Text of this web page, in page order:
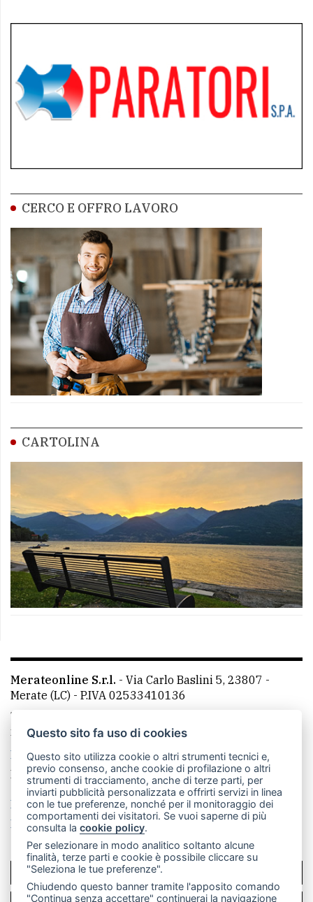
CERCO E OFFRO LAVORO
CARTOLINA
Merateonline S.r.l. - Via Carlo Baslini 5, 23807 -
Merate (LC) - P.IVA 02533410136
Telefono:
mail: redazione@leccoonline.com
La redazione
MerateOnline CasateOnline
RSS
Made by VIP
Privacy policy
Cookie policy
Rivedi le tue scelte sui cookie
SCRIVICI
Questo sito fa uso di cookies
Questo sito utilizza cookie o altri strumenti tecnici e,
previo consenso, anche cookie di profilazione o altri
strumenti di tracciamento, anche di terze parti, per
inviarti pubblicità personalizzata e offrirti servizi in linea
con le tue preferenze, nonché per il monitoraggio dei
comportamenti dei visitatori. Se vuoi saperne di più
consulta lacookie policy.
Per selezionare in modo analitico soltanto alcune
finalità, terze parti e cookie è possibile cliccare su
"Seleziona le tue preferenze".
Chiudendo questo banner tramite l'apposito comando
"Continua senza accettare" continuerai la navigazione